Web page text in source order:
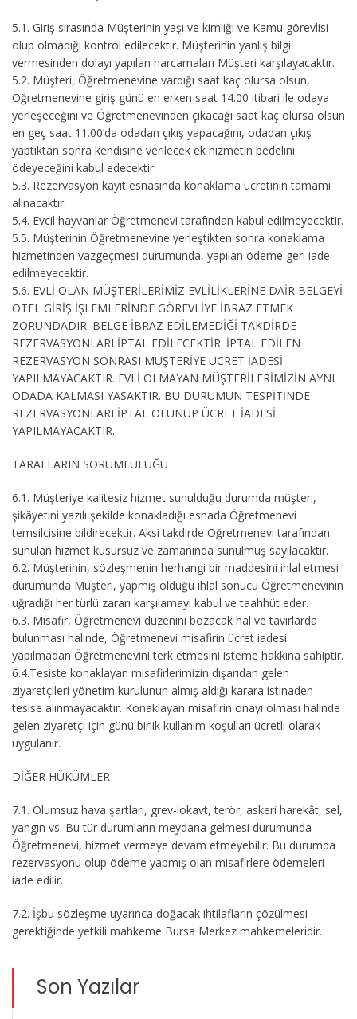
5.1. Giriş sırasında Müşterinin yaşı ve kimliği ve Kamu görevlisi
olup olmadığı kontrol edilecektir. Müşterinin yanlış bilgi
vermesinden dolayı yapılan harcamaları Müşteri karşılayacaktır.
5.2. Müşteri, Öğretmenevine vardığı saat kaç olursa olsun,
Öğretmenevine giriş günü en erken saat 14.00 itibari ile odaya
yerleşeceğini ve Öğretmenevinden çıkacağı saat kaç olursa olsun
en geç saat 11.00’da odadan çıkış yapacağını, odadan çıkış
yaptıktan sonra kendisine verilecek ek hizmetin bedelini
ödeyeceğini kabul edecektir.
5.3. Rezervasyon kayıt esnasında konaklama ücretinin tamamı
alınacaktır.
5.4. Evcil hayvanlar Öğretmenevi tarafından kabul edilmeyecektir.
5.5. Müşterinin Öğretmenevine yerleştikten sonra konaklama
hizmetinden vazgeçmesi durumunda, yapılan ödeme geri iade
edilmeyecektir.
5.6. EVLİ OLAN MÜŞTERİLERİMİZ EVLİLİKLERİNE DAİR BELGEYİ
OTEL GİRİŞ İŞLEMLERİNDE GÖREVLİYE İBRAZ ETMEK
ZORUNDADIR. BELGE İBRAZ EDİLEMEDİĞİ TAKDİRDE
REZERVASYONLARI İPTAL EDİLECEKTİR. İPTAL EDİLEN
REZERVASYON SONRASI MÜŞTERİYE ÜCRET İADESİ
YAPILMAYACAKTIR. EVLİ OLMAYAN MÜŞTERİLERİMİZİN AYNI
ODADA KALMASI YASAKTIR. BU DURUMUN TESPİTİNDE
REZERVASYONLARI İPTAL OLUNUP ÜCRET İADESİ
YAPILMAYACAKTIR.
TARAFLARIN SORUMLULUĞU
6.1. Müşteriye kalitesiz hizmet sunulduğu durumda müşteri,
şikâyetini yazılı şekilde konakladığı esnada Öğretmenevi
temsilcisine bildirecektir. Aksi takdirde Öğretmenevi tarafından
sunulan hizmet kusursuz ve zamanında sunulmuş sayılacaktır.
6.2. Müşterinin, sözleşmenin herhangi bir maddesini ihlal etmesi
durumunda Müşteri, yapmış olduğu ihlal sonucu Öğretmenevinin
uğradığı her türlü zararı karşılamayı kabul ve taahhüt eder.
6.3. Misafir, Öğretmenevi düzenini bozacak hal ve tavırlarda
bulunması halinde, Öğretmenevi misafirin ücret iadesi
yapılmadan Öğretmenevini terk etmesini isteme hakkına sahiptir.
6.4.Tesiste konaklayan misafirlerimizin dışarıdan gelen
ziyaretçileri yönetim kurulunun almış aldığı karara istinaden
tesise alınmayacaktır. Konaklayan misafirin onayı olması halinde
gelen ziyaretçi için günü birlik kullanım koşulları ücretli olarak
uygulanır.
DİĞER HÜKÜMLER
7.1. Olumsuz hava şartları, grev-lokavt, terör, askeri harekât, sel,
yangın vs. Bu tür durumların meydana gelmesi durumunda
Öğretmenevi, hizmet vermeye devam etmeyebilir. Bu durumda
rezervasyonu olup ödeme yapmış olan misafirlere ödemeleri
iade edilir.
7.2. İşbu sözleşme uyarınca doğacak ihtilafların çözülmesi
gerektiğinde yetkili mahkeme Bursa Merkez mahkemeleridir.
Son Yazılar